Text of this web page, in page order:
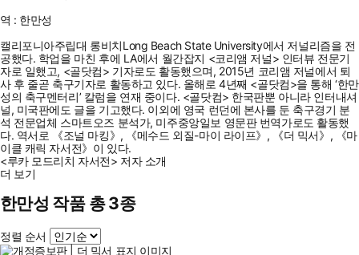
역 : 한만성
캘리포니아주립대 롱비치Long Beach State University에서 저널리즘을 전
공했다. 학업을 마친 후에 LA에서 월간잡지 <코리앰 저널> 인터뷰 전문기
자로 일했고, <골닷컴> 기자로도 활동했으며, 2015년 코리앰 저널에서 퇴
사 후 줄곧 축구기자로 활동하고 있다. 올해로 4년째 <골닷컴>을 통해 ‘한만
성의 축구멘터리’ 칼럼을 연재 중이다. <골닷컴> 한국판뿐 아니라 인터내셔
널, 미국판에도 글을 기고했다. 이외에 영국 런던에 본사를 둔 축구경기 분
석 전문업체 스마트오즈 분석가, 미주중앙일보 영문판 번역가로도 활동했
다. 역서로 《조널 마킹》, 《메수드 외질-마이 라이프》, 《더 믹서》, 《마
이클 캐릭 자서전》이 있다.
<루카 모드리치 자서전> 저자 소개
더 보기
한만성 작품 총 3종
정렬 순서